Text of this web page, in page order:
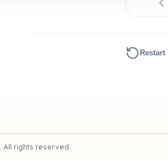
Restart
All rights reserved.